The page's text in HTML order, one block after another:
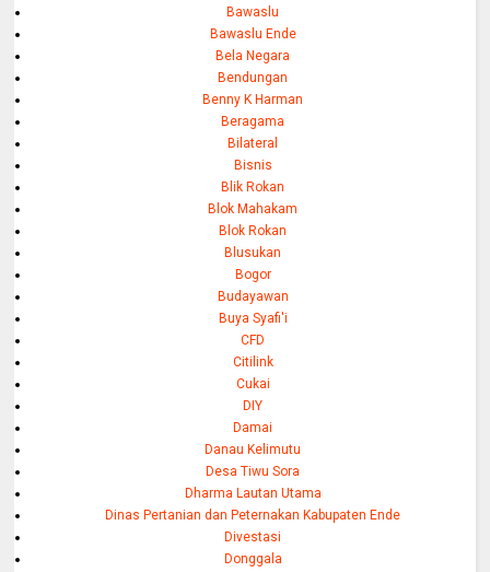
Bawaslu
Bawaslu Ende
Bela Negara
Bendungan
Benny K Harman
Beragama
Bilateral
Bisnis
Blik Rokan
Blok Mahakam
Blok Rokan
Blusukan
Bogor
Budayawan
Buya Syafi'i
CFD
Citilink
Cukai
DIY
Damai
Danau Kelimutu
Desa Tiwu Sora
Dharma Lautan Utama
Dinas Pertanian dan Peternakan Kabupaten Ende
Divestasi
Donggala